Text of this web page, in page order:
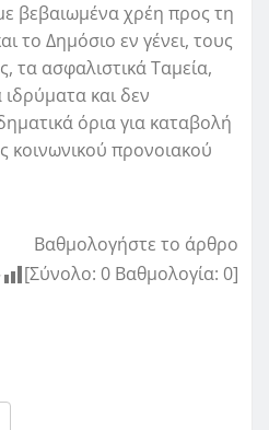
βεβαιωμένα χρέη προς τη
το Δημόσιο εν γένει, τους
τα ασφαλιστικά Ταμεία,
ιδρύματα και δεν
όρια για καταβολή
προνοιακού
Βαθμολογήστε το άρθρο
[Σύνολο: 0 Βαθμολογία: 0]